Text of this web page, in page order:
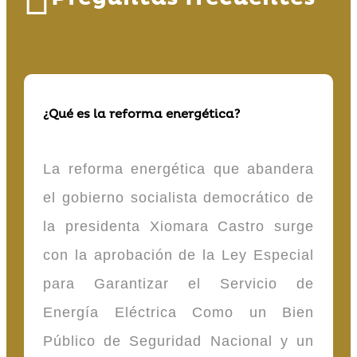
¿Qué es la reforma energética?
La reforma energética que abandera
el gobierno socialista democrático de
la presidenta Xiomara Castro surge
con la aprobación de la Ley Especial
para Garantizar el Servicio de
Energía Eléctrica Como un Bien
Público de Seguridad Nacional y un